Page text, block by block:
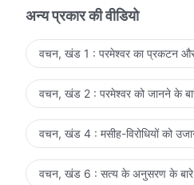
अन्य प्रकार की वीडियो
वचन, खंड 1 : परमेश्वर का प्रकटन और
वचन, खंड 2 : परमेश्वर को जानने के
वचन, खंड 4 : मसीह-विरोधियों को
वचन, खंड 6 : सत्य के अनुसरण के बारे